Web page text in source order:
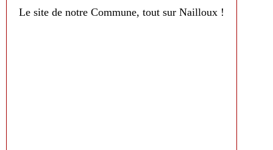
Le site de notre Commune, tout sur Nailloux !